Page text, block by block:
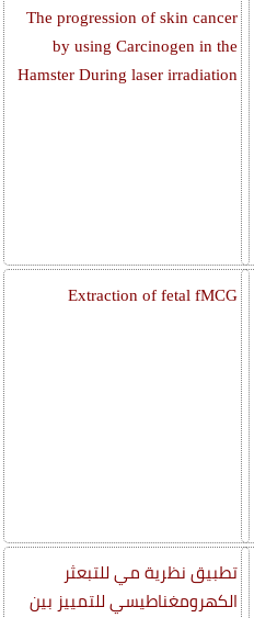
The progression of skin cancer
by using Carcinogen in the
Hamster During laser irradiation
Extraction of fetal fMCG
تطبيق نظرية مي للتبعثر
الكهرومغناطيسي للتمييز بين